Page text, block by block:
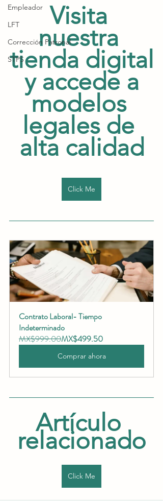
Empleador
LFT
Corrección Patronal
STPS
Visita
nuestra
tienda digital
y accede a
modelos
legales de
alta calidad
Click Me
Contrato Laboral- Tiempo
Indeterminado
MX$999.00MX$499.50
Comprar ahora
Artículo
relacionado
Click Me